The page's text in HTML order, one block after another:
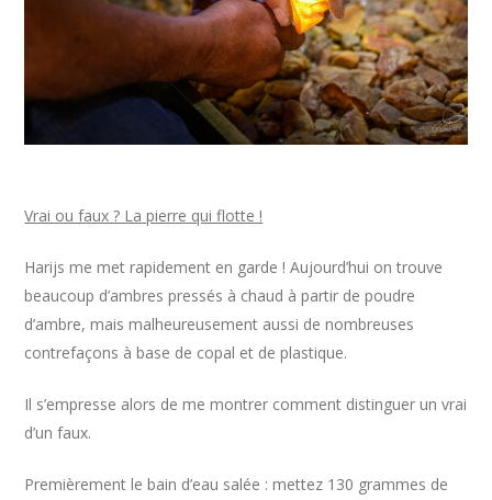
Vrai ou faux ? La pierre qui flotte !
Harijs me met rapidement en garde ! Aujourd’hui on trouve
beaucoup d’ambres pressés à chaud à partir de poudre
d’ambre, mais malheureusement aussi de nombreuses
contrefaçons à base de copal et de plastique.
Il s’empresse alors de me montrer comment distinguer un vrai
d’un faux.
Premièrement le bain d’eau salée : mettez 130 grammes de